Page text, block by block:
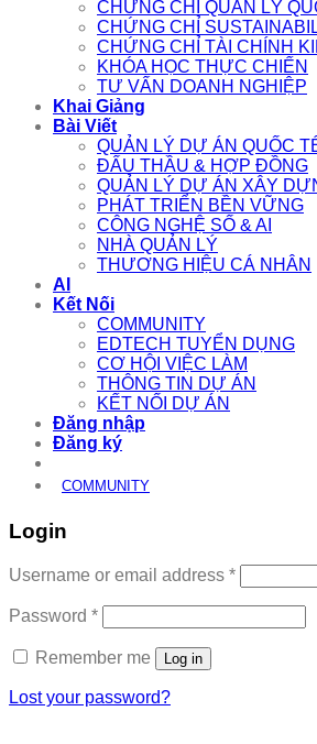
CHỨNG CHỈ QUẢN LÝ
CHỨNG CHỈ
CHỨNG CHỈ TÀI CHÍNH
KHÓA HỌC THỰC CHIẾN
TƯ VẤN DOANH NGHIỆP
Khai Giảng
Bài Viết
QUẢN LÝ DỰ ÁN QUỐC
ĐẤU THẦU & HỢP ĐỒNG
QUẢN LÝ DỰ ÁN XÂY
PHÁT TRIỂN BỀN VỮNG
CÔNG NGHỆ SỐ & AI
NHÀ QUẢN LÝ
THƯƠNG HIỆU CÁ NHÂN
AI
Kết Nối
COMMUNITY
EDTECH TUYỂN DỤNG
CƠ HỘI VIỆC LÀM
THÔNG TIN DỰ ÁN
KẾT NỐI DỰ ÁN
Đăng nhập
Đăng ký
COMMUNITY
Login
Username or email address *Required
Password *Required
Remember me Log in
Lost your password?